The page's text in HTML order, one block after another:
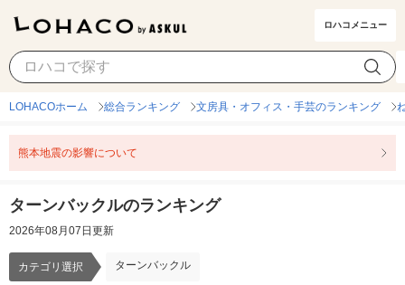
ロハコメニュー
ターンバックル カテゴリ選択
LOHACOホーム 総合ランキング 文房具・オフィス・手芸のランキング
熊本地震の影響について
ターンバックルのランキング
2026年08月07日更新
カテゴリ選択 ターンバックル